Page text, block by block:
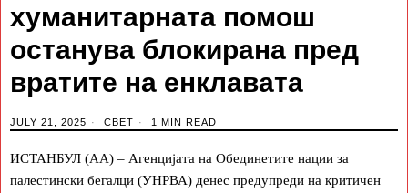
хуманитарната помош
останува блокирана пред
вратите на енклавата
JULY 21, 2025 СВЕТ 1 MIN READ
ИСТАНБУЛ (АА) – Агенцијата на Обединетите нации за
палестински бегалци (УНРВА) денес предупреди на критичен